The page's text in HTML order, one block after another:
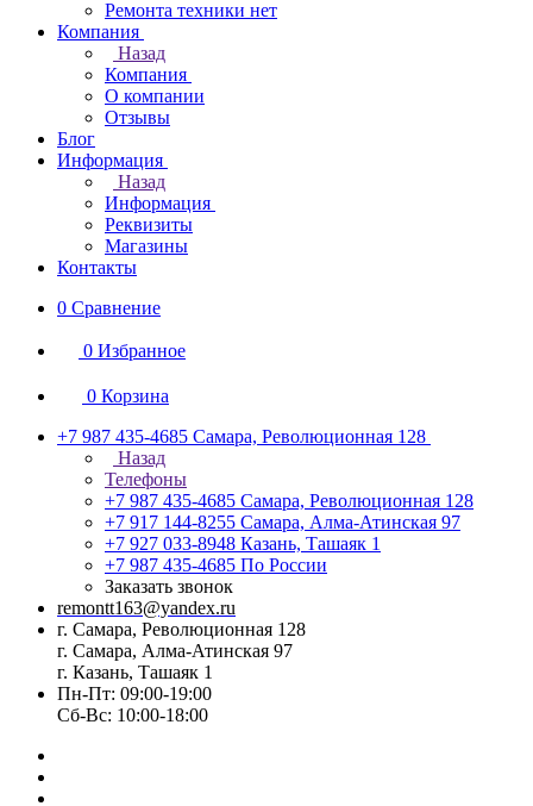
Ремонта техники нет
Компания
Назад
Компания
О компании
Отзывы
Блог
Информация
Назад
Информация
Реквизиты
Магазины
Контакты
0 Сравнение
0 Избранное
0 Корзина
+7 987 435-4685 Самара, Революционная 128
Назад
Телефоны
+7 987 435-4685 Самара, Революционная 128
+7 917 144-8255 Самара, Алма-Атинская 97
+7 927 033-8948 Казань, Ташаяк 1
+7 987 435-4685 По России
Заказать звонок
remontt163@yandex.ru
г. Самара, Революционная 128
г. Самара, Алма-Атинская 97
г. Казань, Ташаяк 1
Пн-Пт: 09:00-19:00
Сб-Вс: 10:00-18:00